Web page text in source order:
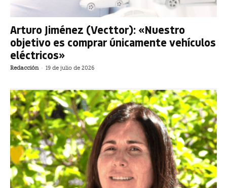
Arturo Jiménez (Vecttor): «Nuestro
objetivo es comprar únicamente vehículos
eléctricos»
Redacción - 19 de julio de 2026